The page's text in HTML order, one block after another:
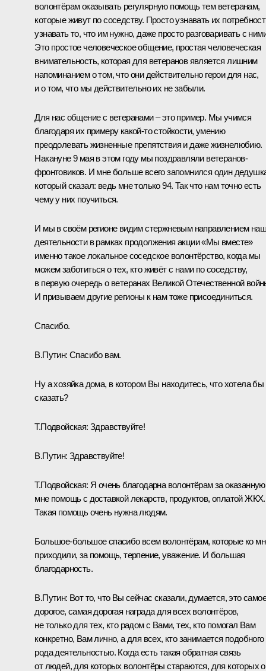
волонтёрам оказывать регулярную помощь тем ветеранам,
которые живут по соседству. Просто узнавать их
узнавать то, что им нужно, даже просто разговаривать с
Это простое человеческое общение, простая человеческая
внимательность, которая для ветеранов является лишним
напоминанием о том, что они действительно герои для нас,
и о том, что мы действительно их не забыли.
Для нас общение с ветеранами – это пример. Мы учимся
благодаря их примеру какой‑то стойкости, умению
преодолевать жизненные препятствия и даже жизнелюбию.
Накануне 9 мая в этом году мы поздравляли ветеранов-
фронтовиков. И мне больше всего запомнился один
который сказал: ведь мне только 94. Так что нам точно есть
чему у них поучиться.
И мы в своём регионе видим стержневым направлением
деятельности в рамках продолжения акции «Мы вместе»
именно такое локальное соседское волонтёрство, когда мы
можем заботиться о тех, кто живёт с нами по соседству,
в первую очередь о ветеранах Великой Отечественной
И призываем другие регионы к нам тоже присоединиться.
Спасибо.
В.Путин: Спасибо вам.
Ну а хозяйка дома, в котором Вы находитесь, что хотела бы
сказать?
Т.Подвойская: Здравствуйте!
В.Путин: Здравствуйте!
Т.Подвойская: Я очень благодарна волонтёрам за оказанную
мне помощь с доставкой лекарств, продуктов, оплатой ЖКХ.
Такая помощь очень нужна людям.
Большое-большое спасибо всем волонтёрам, которые ко
приходили, за помощь, терпение, уважение. И большая
благодарность.
В.Путин: Вот то, что Вы сейчас сказали, думается, это самое
дорогое, самая дорогая награда для всех волонтёров,
не только для тех, кто радом с Вами, тех, кто помогал Вам
конкретно, Вам лично, а для всех, кто занимается подобного
рода деятельностью. Когда есть такая обратная связь
от людей, для которых волонтёры стараются, для которых